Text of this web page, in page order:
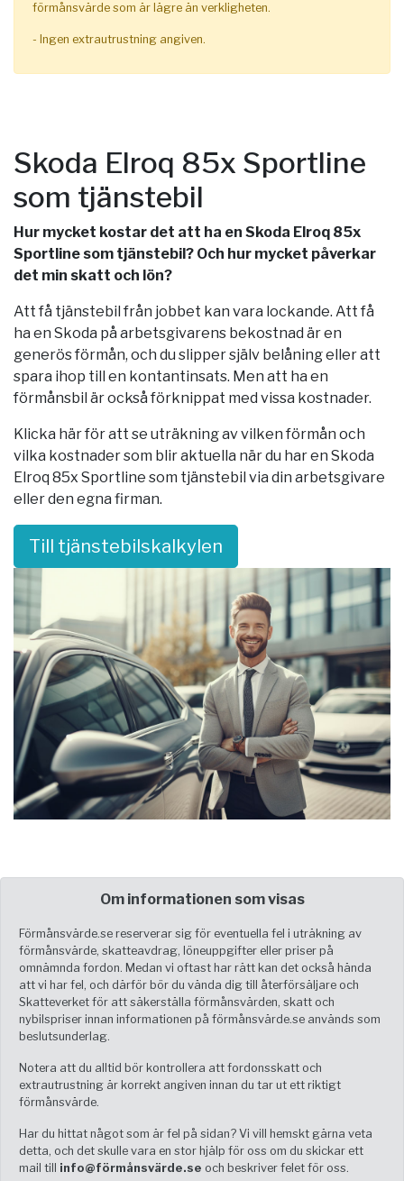
förmånsvärde som är lägre än verkligheten.
- Ingen extrautrustning angiven.
Skoda Elroq 85x Sportline
som tjänstebil
Hur mycket kostar det att ha en Skoda Elroq 85x
Sportline som tjänstebil? Och hur mycket påverkar
det min skatt och lön?
Att få tjänstebil från jobbet kan vara lockande. Att få
ha en Skoda på arbetsgivarens bekostnad är en
generös förmån, och du slipper själv belåning eller att
spara ihop till en kontantinsats. Men att ha en
förmånsbil är också förknippat med vissa kostnader.
Klicka här för att se uträkning av vilken förmån och
vilka kostnader som blir aktuella när du har en Skoda
Elroq 85x Sportline som tjänstebil via din arbetsgivare
eller den egna firman.
Till tjänstebilskalkylen
Om informationen som visas
Förmånsvärde.se reserverar sig för eventuella fel i uträkning av
förmånsvärde, skatteavdrag, löneuppgifter eller priser på
omnämnda fordon. Medan vi oftast har rätt kan det också hända
att vi har fel, och därför bör du vända dig till återförsäljare och
Skatteverket för att säkerställa förmånsvärden, skatt och
nybilspriser innan informationen på förmånsvärde.se används som
beslutsunderlag.
Notera att du alltid bör kontrollera att fordonsskatt och
extrautrustning är korrekt angiven innan du tar ut ett riktigt
förmånsvärde.
Har du hittat något som är fel på sidan? Vi vill hemskt gärna veta
detta, och det skulle vara en stor hjälp för oss om du skickar ett
mail till info@förmånsvärde.se och beskriver felet för oss.